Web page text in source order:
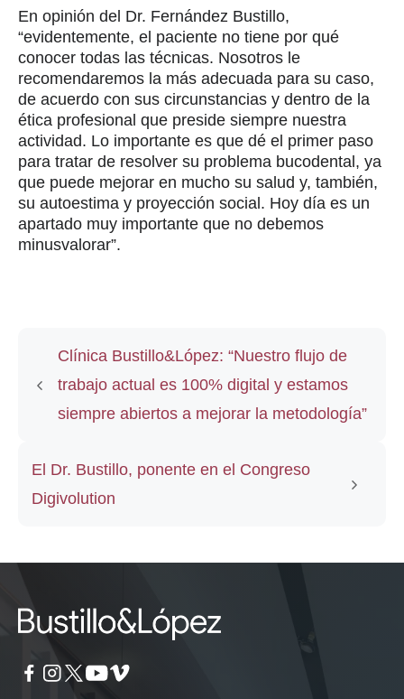
En opinión del Dr. Fernández Bustillo,
“evidentemente, el paciente no tiene por qué
conocer todas las técnicas. Nosotros le
recomendaremos la más adecuada para su caso,
de acuerdo con sus circunstancias y dentro de la
ética profesional que preside siempre nuestra
actividad. Lo importante es que dé el primer paso
para tratar de resolver su problema bucodental, ya
que puede mejorar en mucho su salud y, también,
su autoestima y proyección social. Hoy día es un
apartado muy importante que no debemos
minusvalorar”.
Clínica Bustillo&López: “Nuestro flujo de
trabajo actual es 100% digital y estamos
siempre abiertos a mejorar la metodología”
El Dr. Bustillo, ponente en el Congreso
Digivolution